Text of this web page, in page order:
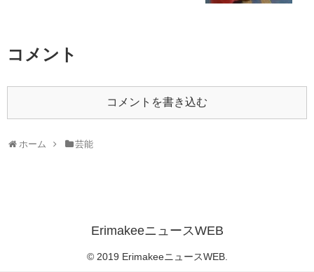
コメント
コメントを書き込む
ホーム 芸能
ErimakeeニュースWEB
© 2019 ErimakeeニュースWEB.